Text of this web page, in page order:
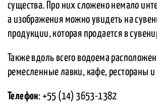
существа. Про них сложено немало
а изображения можно увидеть на
продукции, которая продается в
Также вдоль всего водоема
ремесленные лавки, кафе, рестораны
Телефон: +55 (14) 3653-1382